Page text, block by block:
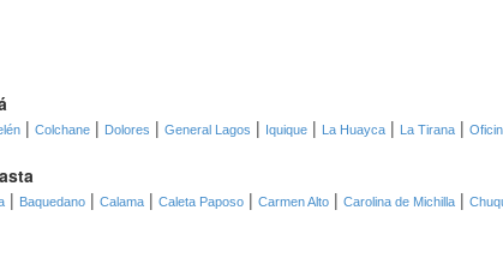
| Colchane | Dolores | General Lagos | Iquique | La Huayca | La Tirana |
| Baquedano | Calama | Caleta Paposo | Carmen Alto | Carolina de Michilla |